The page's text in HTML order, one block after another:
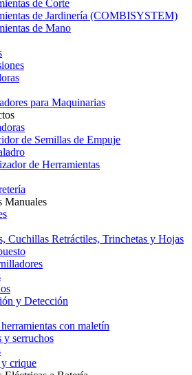
de Corte
de Jardinería (COMBISYSTEM)
de Mano
para Maquinarias
de Semillas de Empuje
de Herramientas
Manuales
Cuchillas Retráctiles, Trinchetas y Hojas
y Detección
herramientas con maletín
y serruchos
crique